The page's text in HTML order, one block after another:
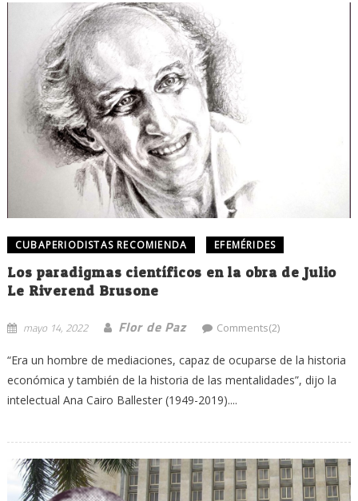
CUBAPERIODISTAS RECOMIENDA EFEMÉRIDES
Los paradigmas científicos en la obra de Julio
Le Riverend Brusone
mayo 14, 2022 Flor de Paz Comments(2)
“Era un hombre de mediaciones, capaz de ocuparse de la historia
económica y también de la historia de las mentalidades”, dijo la
intelectual Ana Cairo Ballester (1949-2019)....